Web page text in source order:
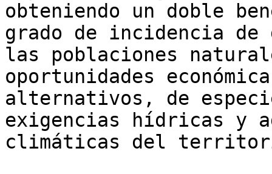
obteniendo un doble
grado de incidencia de
las poblaciones
oportunidades
alternativos, de
exigencias hídricas y
climáticas del